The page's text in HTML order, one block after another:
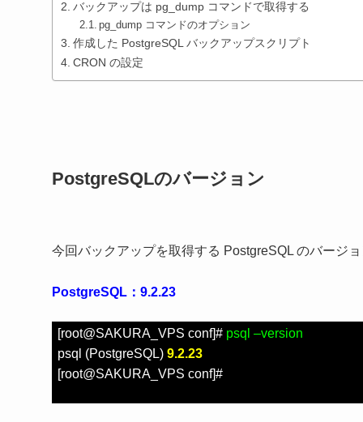
バックアップは pg_dump コマンドで取得する
pg_dump コマンドのオプション
作成した PostgreSQL バックアップスクリプト
CRON の設定
PostgreSQLのバージョン
今回バックアップを取得する PostgreSQL のバージョ
PostgreSQL：9.2.23
[root@SAKURA_VPS conf]# psql –version
psql (PostgreSQL) 9.2.23
[root@SAKURA_VPS conf]#